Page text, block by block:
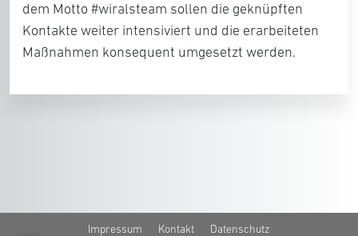
dem Motto #wiralsteam sollen die geknüpften
Kontakte weiter intensiviert und die erarbeiteten
Maßnahmen konsequent umgesetzt werden.
Impressum Kontakt Datenschutz